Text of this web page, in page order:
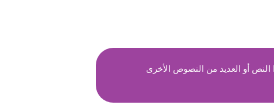
أو العديد من النصوص الأخرى